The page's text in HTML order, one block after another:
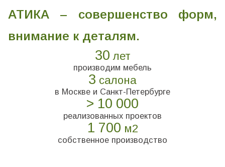
АТИКА – совершенство форм,
внимание к деталям.
30 лет
производим мебель
3 салона
в Москве и Санкт-Петербурге
> 10 000
реализованных проектов
1 700 м2
собственное производство